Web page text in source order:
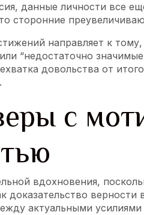
данные личности все
сторонние
направляет к
“недостаточно
довольства от
с
вдохновения,
доказательство верности
актуальными